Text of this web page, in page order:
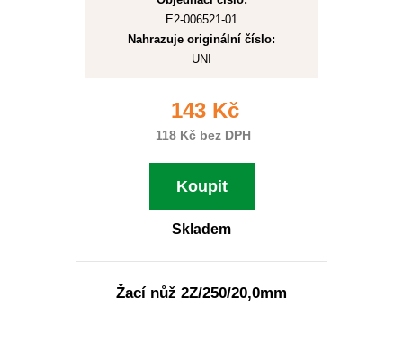
E2-006521-01
Nahrazuje originální číslo:
UNI
143 Kč
118 Kč bez DPH
Koupit
Skladem
Žací nůž 2Z/250/20,0mm